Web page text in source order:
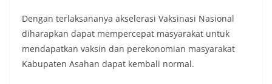
Kemerdekaan RI berlangsung.‎‎Wujud Kedekatan
Polri dengan Masyarakat‎Kegiatan sambang Door
to Door System ini merupakan salah satu bentuk
implementasi program Polri Presisi yang
mengedepankan kehadiran dan kedekatan
Dengan terlaksananya akselerasi Vaksinasi Nasional
diharapkan dapat mempercepat masyarakat untuk
mendapatkan vaksin dan perekonomian masyarakat
Kabupaten Asahan dapat kembali normal.